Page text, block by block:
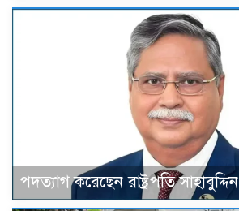
পদত্যাগ করেছেন রাষ্ট্রপতি সাহাবুদ্দিন